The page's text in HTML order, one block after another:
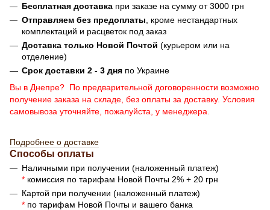
Бесплатная доставка при заказе на сумму от 3000 грн
Отправляем без предоплаты , кроме нестандартных
комплектаций и расцветок под заказ
Доставка только Новой Почтой (курьером или на
отделение)
Срок доставки 2 - 3 дня по Украине
Вы в Днепре? По предварительной договоренности возможно
получение заказа на складе, без оплаты за доставку. Условия
самовывоза уточняйте, пожалуйста, у менеджера.
Подробнее о доставке
Способы оплаты
Наличными при получении (наложенный платеж)
* комиссия по тарифам Новой Почты 2% + 20 грн
Картой при получении (наложенный платеж)
* по тарифам Новой Почты и вашего банка